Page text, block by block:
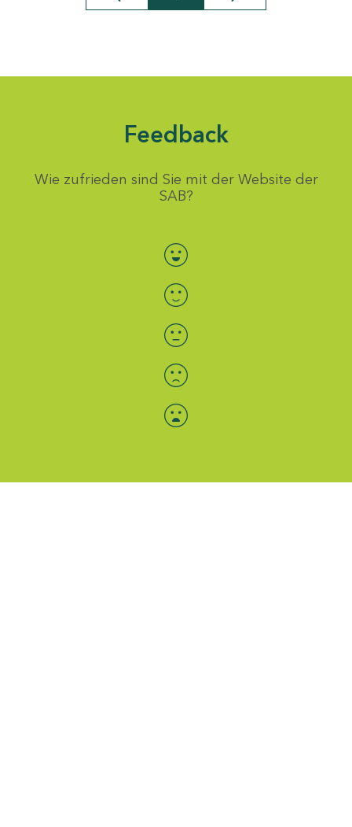
Feedback
Wie zufrieden sind Sie mit der Website der
SAB?
Bewertung auswählen